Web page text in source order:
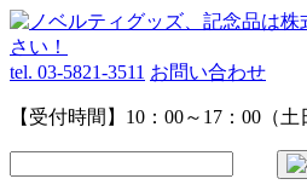
tel. 03-5821-3511 お問い合わせ
【受付時間】10：00～17：00（土